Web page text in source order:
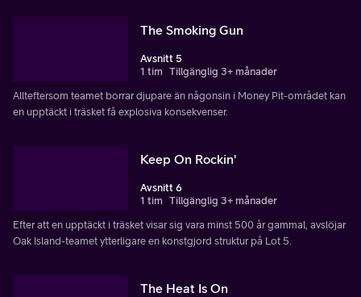
The Smoking Gun
Avsnitt 5
1 tim Tillgänglig 3+ månader
Allteftersom teamet borrar djupare än någonsin i Money Pit-området kan
en upptäckt i träsket få explosiva konsekvenser.
Keep On Rockin'
Avsnitt 6
1 tim Tillgänglig 3+ månader
Efter att en upptäckt i träsket visar sig vara minst 500 år gammal, avslöjar
Oak Island-teamet ytterligare en konstgjord struktur på Lot 5.
The Heat Is On